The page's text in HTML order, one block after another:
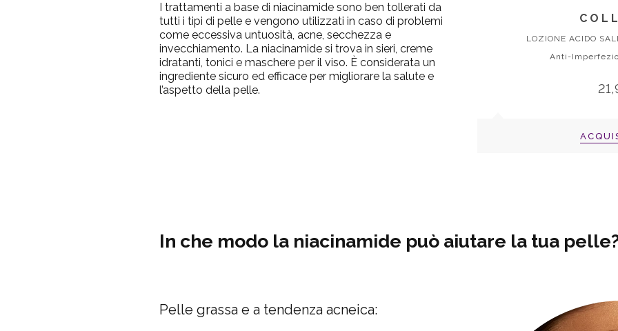
I trattamenti a base di niacinamide sono ben tollerati da
tutti i tipi di pelle e vengono utilizzati in caso di problemi
come eccessiva untuosità, acne, secchezza e
invecchiamento. La niacinamide si trova in sieri, creme
idratanti, tonici e maschere per il viso. È considerata un
ingrediente sicuro ed efficace per migliorare la salute e
l’aspetto della pelle.
LOZIONE ACIDO
Anti-
In che modo la niacinamide può aiutare la tua
Pelle grassa e a tendenza acneica: